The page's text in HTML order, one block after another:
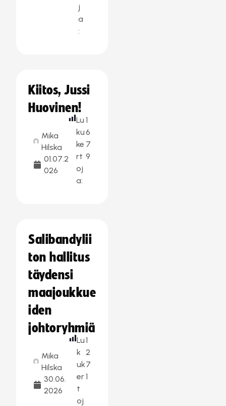
j
a
:
Kiitos, Jussi
Huovinen!
Mika
Hilska
01.07.2
026
Lu
ku
ke
rt
oj
a:
1
6
7
9
Salibandylii
ton hallitus
täydensi
maajoukkue
iden
johtoryhmiä
Mika
Hilska
30.06.
2026
Lu
k
uk
er
t
oj
1
2
7
1